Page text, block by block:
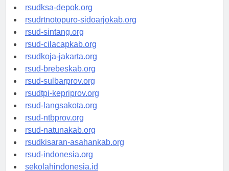
rsuddrloekmonohadi-kuduskab.org
rsudksa-depok.org
rsudrtnotopuro-sidoarjokab.org
rsud-sintang.org
rsud-cilacapkab.org
rsudkoja-jakarta.org
rsud-brebeskab.org
rsud-sulbarprov.org
rsudtpi-kepriprov.org
rsud-langsakota.org
rsud-ntbprov.org
rsud-natunakab.org
rsudkisaran-asahankab.org
rsud-indonesia.org